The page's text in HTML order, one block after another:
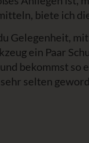
biete ich
Gelegenheit,
ein Paar
bekommst so
selten